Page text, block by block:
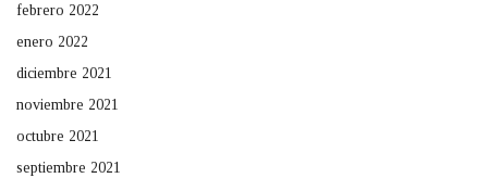
febrero 2022
enero 2022
diciembre 2021
noviembre 2021
octubre 2021
septiembre 2021